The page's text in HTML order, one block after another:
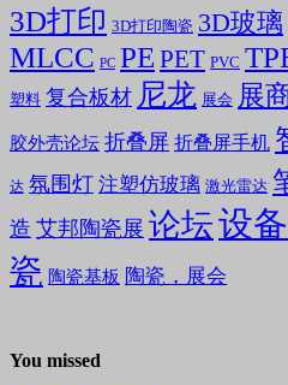
3D打印 3D打印陶瓷 3D玻璃
MLCC PC PE PET PVC
塑料 复合板材 尼龙 展会 展
胶外壳论坛 折叠屏 折叠屏手机
达 氛围灯 注塑仿玻璃 激光雷达
造 艾邦陶瓷展 论坛设备
瓷 陶瓷基板 陶瓷，展会
You missed